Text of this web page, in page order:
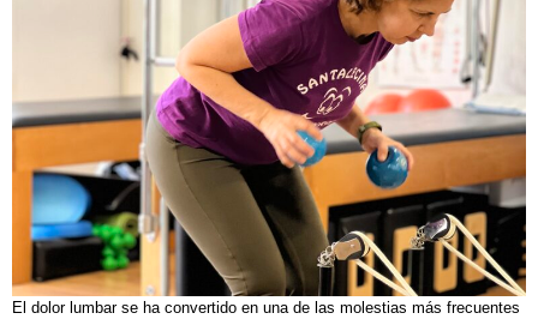
El dolor lumbar se ha convertido en una de las molestias más frecuentes